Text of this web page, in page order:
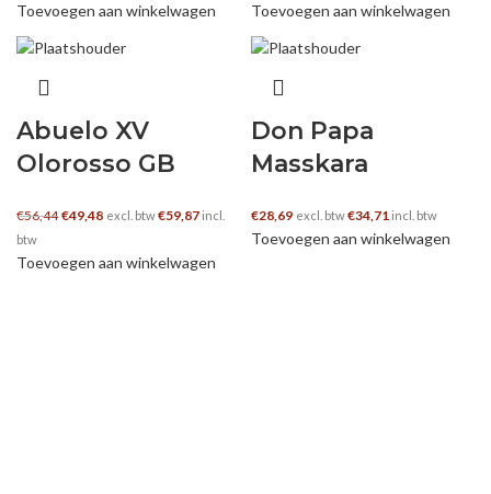
Toevoegen aan winkelwagen Toevoegen aan winkelwagen
Abuelo XV
Olorosso GB
€56,44 Oorspronkelijke prijs was: €56,44.
€49,48 Huidige prijs is: €49,48.
excl. btw€59,87 incl.
btw
Toevoegen aan winkelwagen
Don Papa
Masskara
€28,69 excl. btw€34,71 incl. btw
Toevoegen aan winkelwagen